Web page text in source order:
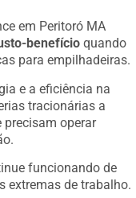
em Peritoró MA
benefício quando
para empilhadeiras.
e a eficiência na
tracionárias a
operar
funcionando de
extremas de trabalho.